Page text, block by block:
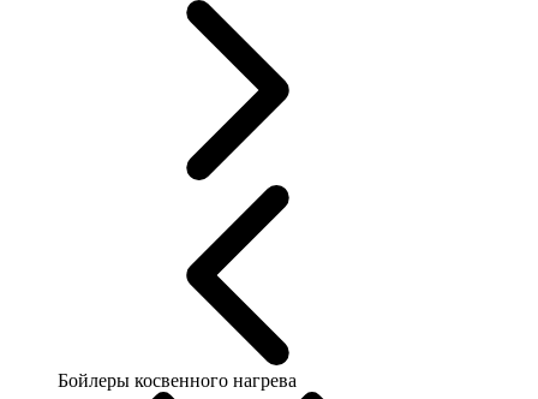
Бойлеры косвенного нагрева